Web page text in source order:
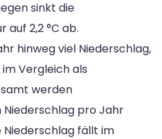
sinkt die
2,2 °C ab.
hinweg viel Niederschlag,
Vergleich als
werden
pro Jahr
Niederschlag fällt im